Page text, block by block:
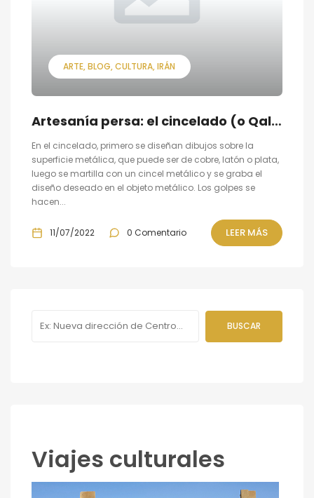
ARTE BLOG CULTURA IRÁN
Artesanía persa: el cincelado (o Qalamzani.)
En el cincelado, primero se diseñan dibujos sobre la
superficie metálica, que puede ser de cobre, latón o plata,
luego se martilla con un cincel metálico y se graba el
diseño deseado en el objeto metálico. Los golpes se
hacen...
11/07/2022 0 Comentario LEER MÁS
Viajes culturales